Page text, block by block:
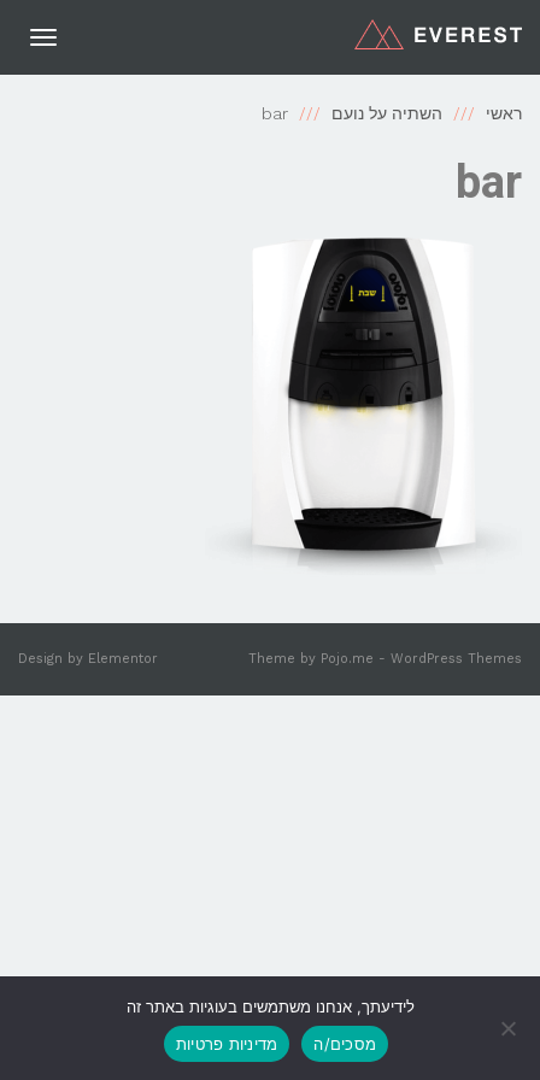
ראשי השתיה על נועם bar
bar
Theme by Pojo.me - WordPress Themes
Design by Elementor
גלילה
לראש
לידיעתך, אנחנו משתמשים בעוגיות באתר זה
מסכים/ה
מדיניות פרטיות